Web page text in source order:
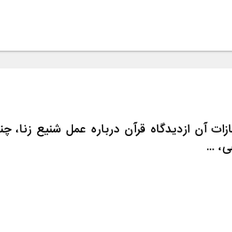
بخش سوم، جرایم مربوط به زنا الف - جرم زنا